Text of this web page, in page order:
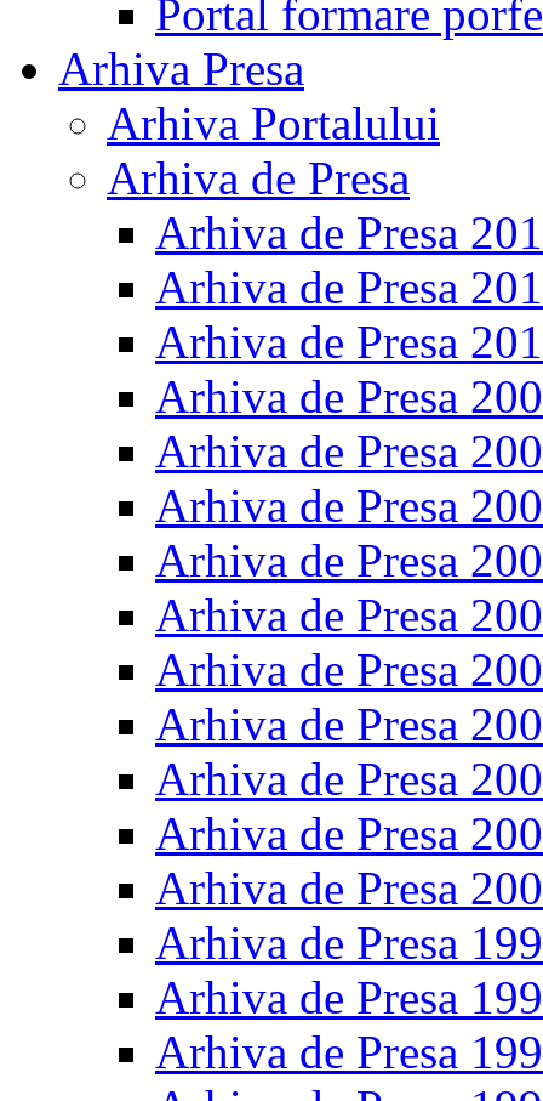
Portal formare
Arhiva Presa
Arhiva Portalului
Arhiva de Presa
Arhiva de Presa
Arhiva de Presa
Arhiva de Presa
Arhiva de Presa
Arhiva de Presa
Arhiva de Presa
Arhiva de Presa
Arhiva de Presa
Arhiva de Presa
Arhiva de Presa
Arhiva de Presa
Arhiva de Presa
Arhiva de Presa
Arhiva de Presa
Arhiva de Presa
Arhiva de Presa